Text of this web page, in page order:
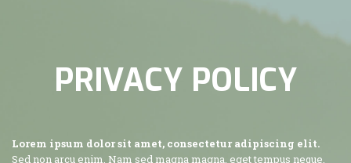
PRIVACY POLICY
Lorem ipsum dolor sit amet, consectetur adipiscing elit.
Sed non arcu enim. Nam sed magna magna, eget tempus neque.